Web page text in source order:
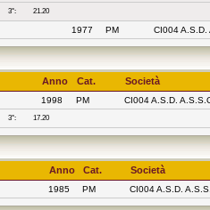
3°: 21.20
1977 PM CI004 A.S.D.
Anno Cat. Società
1998 PM CI004 A.S.D.
3°: 17.20
Anno Cat. Società
1985 PM CI004 A.S.D.